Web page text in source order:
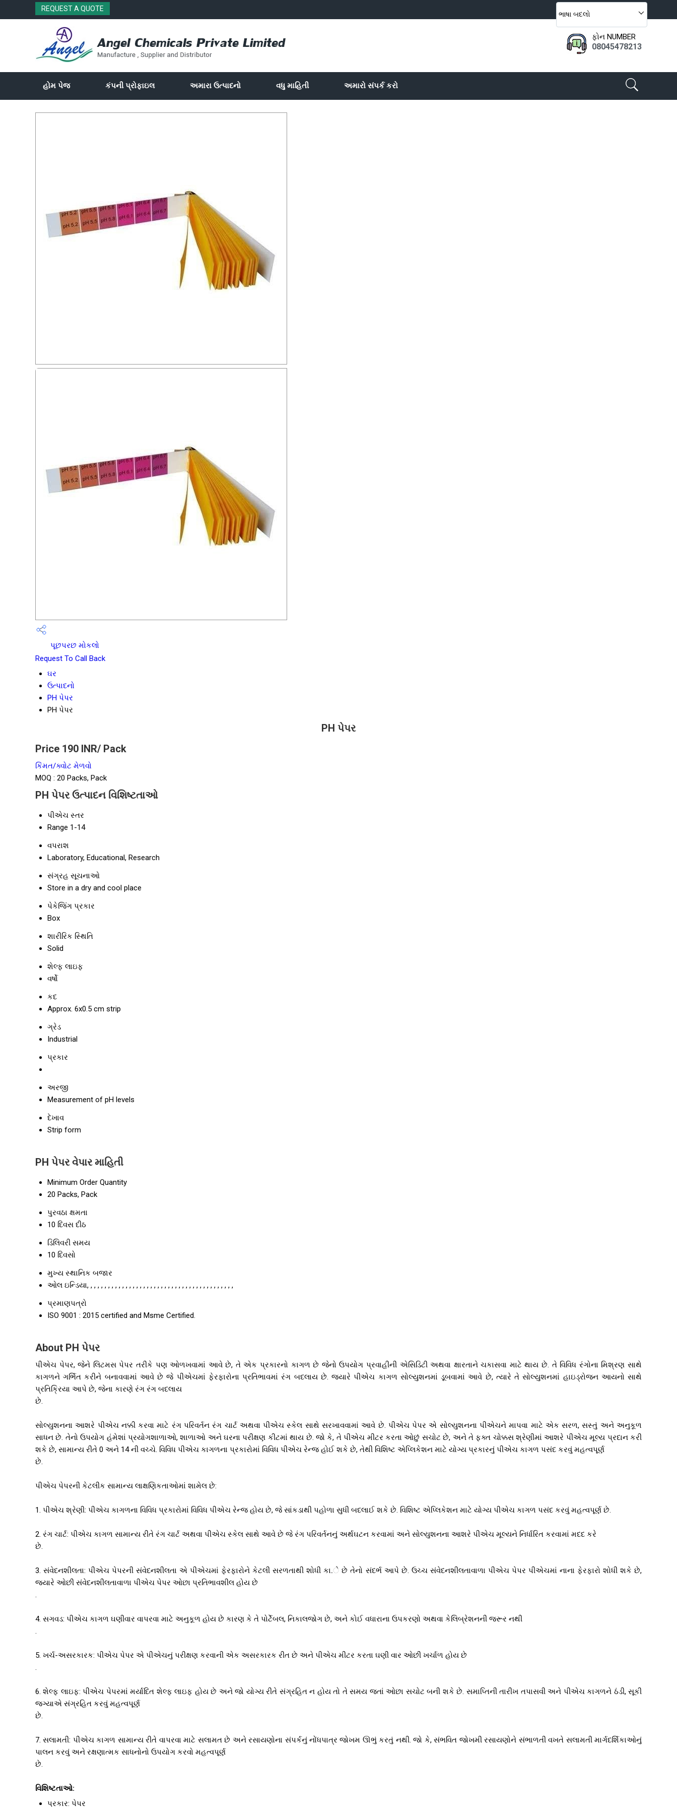
REQUEST A QUOTE
ભાષા બદલો
ફોન NUMBER
08045478213
હોમ પેજ કંપની પ્રોફાઇલ અમારા ઉત્પાદનો વધુ માહિતી અમારો સંપર્ક કરો
પૂછપરછ મોકલો
Request To Call Back
ઘર
ઉત્પાદનો
PH પેપર
PH પેપર
PH પેપર
Price 190 INR/ Pack
કિંમત/ક્વોટ મેળવો
MOQ : 20 Packs, Pack
PH પેપર ઉત્પાદન વિશિષ્ટતાઓ
પીએચ સ્તર
Range 1-14
વપરાશ
Laboratory, Educational, Research
સંગ્રહ સૂચનાઓ
Store in a dry and cool place
પેકેજિંગ પ્રકાર
Box
શારીરિક સ્થિતિ
Solid
શેલ્ફ લાઇફ
વર્ષો
કદ
Approx. 6x0.5 cm strip
ગ્રેડ
Industrial
પ્રકાર
અરજી
Measurement of pH levels
દેખાવ
Strip form
PH પેપર વેપાર માહિતી
Minimum Order Quantity
20 Packs, Pack
પુરવઠા ક્ષમતા
10 દિવસ દીઠ
ડિલિવરી સમય
10 દિવસો
મુખ્ય સ્થાનિક બજાર
ઓલ ઇન્ડિયા, , , , , , , , , , , , , , , , , , , , , , , , , , , , , , , , , , , , , , , , , ,
પ્રમાણપત્રો
ISO 9001 : 2015 certified and Msme Certified.
About PH પેપર
પીએચ પેપર, જેને લિટમસ પેપર તરીકે પણ ઓળખવામાં આવે છે, તે એક પ્રકારનો કાગળ છે જેનો ઉપયોગ પ્રવાહીની એસિડિટી અથવા ક્ષારતાને ચકાસવા માટે થાય છે. તે વિવિધ રંગોના મિશ્રણ સાથે
કાગળને ગર્ભિત કરીને બનાવવામાં આવે છે જે પીએચમાં ફેરફારોના પ્રતિભાવમાં રંગ બદલાય છે. જ્યારે પીએચ કાગળ સોલ્યુશનમાં ડૂબવામાં આવે છે, ત્યારે તે સોલ્યુશનમાં હાઇડ્રોજન આયનો સાથે
પ્રતિક્રિયા આપે છે, જેના કારણે રંગ રંગ બદલાય
છે.
સોલ્યુશનના આશરે પીએચ નક્કી કરવા માટે રંગ પરિવર્તન રંગ ચાર્ટ અથવા પીએચ સ્કેલ સાથે સરખાવવામાં આવે છે. પીએચ પેપર એ સોલ્યુશનના પીએચને માપવા માટે એક સરળ, સસ્તું અને અનુકૂળ
સાધન છે. તેનો ઉપયોગ હંમેશાં પ્રયોગશાળાઓ, શાળાઓ અને ઘરના પરીક્ષણ કીટમાં થાય છે. જો કે, તે પીએચ મીટર કરતા ઓછું સચોટ છે, અને તે ફક્ત ચોક્કસ શ્રેણીમાં આશરે પીએચ મૂલ્ય પ્રદાન કરી
શકે છે, સામાન્ય રીતે 0 અને 14 ની વચ્ચે. વિવિધ પીએચ કાગળના પ્રકારોમાં વિવિધ પીએચ રેન્જ હોઈ શકે છે, તેથી વિશિષ્ટ એપ્લિકેશન માટે યોગ્ય પ્રકારનું પીએચ કાગળ પસંદ કરવું મહત્વપૂર્ણ
છે.
પીએચ પેપરની કેટલીક સામાન્ય લાક્ષણિકતાઓમાં શામેલ છે:
1. પીએચ શ્રેણી: પીએચ કાગળના વિવિધ પ્રકારોમાં વિવિધ પીએચ રેન્જ હોય છે, જે સાંકડાથી પહોળા સુધી બદલાઈ શકે છે. વિશિષ્ટ એપ્લિકેશન માટે યોગ્ય પીએચ કાગળ પસંદ કરવું મહત્વપૂર્ણ છે.
2. રંગ ચાર્ટ: પીએચ કાગળ સામાન્ય રીતે રંગ ચાર્ટ અથવા પીએચ સ્કેલ સાથે આવે છે જે રંગ પરિવર્તનનું અર્થઘટન કરવામાં અને સોલ્યુશનના આશરે પીએચ મૂલ્યને નિર્ધારિત કરવામાં મદદ કરે
છે.
3. સંવેદનશીલતા: પીએચ પેપરની સંવેદનશીલતા એ પીએચમાં ફેરફારોને કેટલી સરળતાથી શોધી કા.ે છે તેનો સંદર્ભ આપે છે. ઉચ્ચ સંવેદનશીલતાવાળા પીએચ પેપર પીએચમાં નાના ફેરફારો શોધી શકે છે,
જ્યારે ઓછી સંવેદનશીલતાવાળા પીએચ પેપર ઓછા પ્રતિભાવશીલ હોય છે
.
4. સગવડ: પીએચ કાગળ ઘણીવાર વાપરવા માટે અનુકૂળ હોય છે કારણ કે તે પોર્ટેબલ, નિકાલજોગ છે, અને કોઈ વધારાના ઉપકરણો અથવા કેલિબ્રેશનની જરૂર નથી
.
5. ખર્ચ-અસરકારક: પીએચ પેપર એ પીએચનું પરીક્ષણ કરવાની એક અસરકારક રીત છે અને પીએચ મીટર કરતા ઘણી વાર ઓછી ખર્ચાળ હોય છે
.
6. શેલ્ફ લાઇફ: પીએચ પેપરમાં મર્યાદિત શેલ્ફ લાઇફ હોય છે અને જો યોગ્ય રીતે સંગ્રહિત ન હોય તો તે સમય જતાં ઓછા સચોટ બની શકે છે. સમાપ્તિની તારીખ તપાસવી અને પીએચ કાગળને ઠંડી, સૂકી
જગ્યાએ સંગ્રહિત કરવું મહત્વપૂર્ણ
છે.
7. સલામતી: પીએચ કાગળ સામાન્ય રીતે વાપરવા માટે સલામત છે અને રસાયણોના સંપર્કનું નોંધપાત્ર જોખમ ઊભું કરતું નથી. જો કે, સંભવિત જોખમી રસાયણોને સંભાળતી વખતે સલામતી માર્ગદર્શિકાઓનું
પાલન કરવું અને રક્ષણાત્મક સાધનોનો ઉપયોગ કરવો મહત્વપૂર્ણ
છે.
વિશિષ્ટતાઓ:
પ્રકાર: પેપર